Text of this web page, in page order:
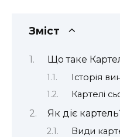
Зміст
Що таке
Історія
Картелі
Як діє
Види